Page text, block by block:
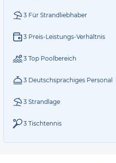
3 Für Strandliebhaber
3 Preis-Leistungs-Verhältnis
3 Top Poolbereich
3 Deutschsprachiges Personal
3 Strandlage
3 Tischtennis